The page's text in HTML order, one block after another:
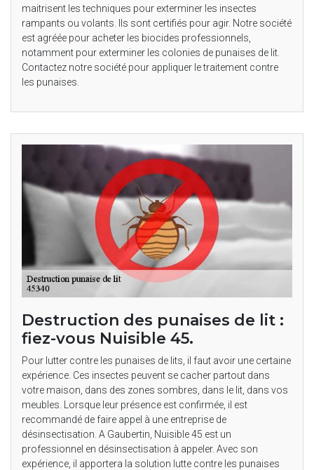
maitrisent les techniques pour exterminer les insectes
rampants ou volants. Ils sont certifiés pour agir. Notre société
est agréée pour acheter les biocides professionnels,
notamment pour exterminer les colonies de punaises de lit.
Contactez notre société pour appliquer le traitement contre
les punaises.
Destruction des punaises de lit :
fiez-vous Nuisible 45.
Pour lutter contre les punaises de lits, il faut avoir une certaine
expérience. Ces insectes peuvent se cacher partout dans
votre maison, dans des zones sombres, dans le lit, dans vos
meubles. Lorsque leur présence est confirmée, il est
recommandé de faire appel à une entreprise de
désinsectisation. A Gaubertin, Nuisible 45 est un
professionnel en désinsectisation à appeler. Avec son
expérience, il apportera la solution lutte contre les punaises